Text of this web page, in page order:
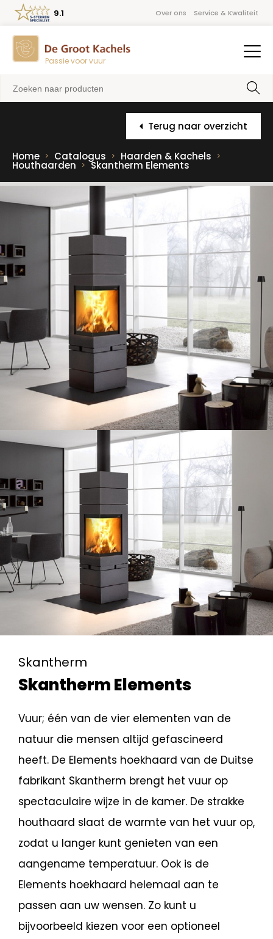
Over ons Service & Kwaliteit
Passie voor vuur
9.1
Terug naar overzicht
Home Catalogus Haarden & Kachels
Houthaarden Skantherm Elements
Skantherm
Skantherm Elements
Vuur; één van de vier elementen van de
natuur die mensen altijd gefascineerd
heeft. De Elements hoekhaard van de Duitse
fabrikant Skantherm brengt het vuur op
spectaculaire wijze in de kamer. De strakke
houthaard slaat de warmte van het vuur op,
zodat u langer kunt genieten van een
aangename temperatuur. Ook is de
Elements hoekhaard helemaal aan te
passen aan uw wensen. Zo kunt u
bijvoorbeeld kiezen voor een optioneel